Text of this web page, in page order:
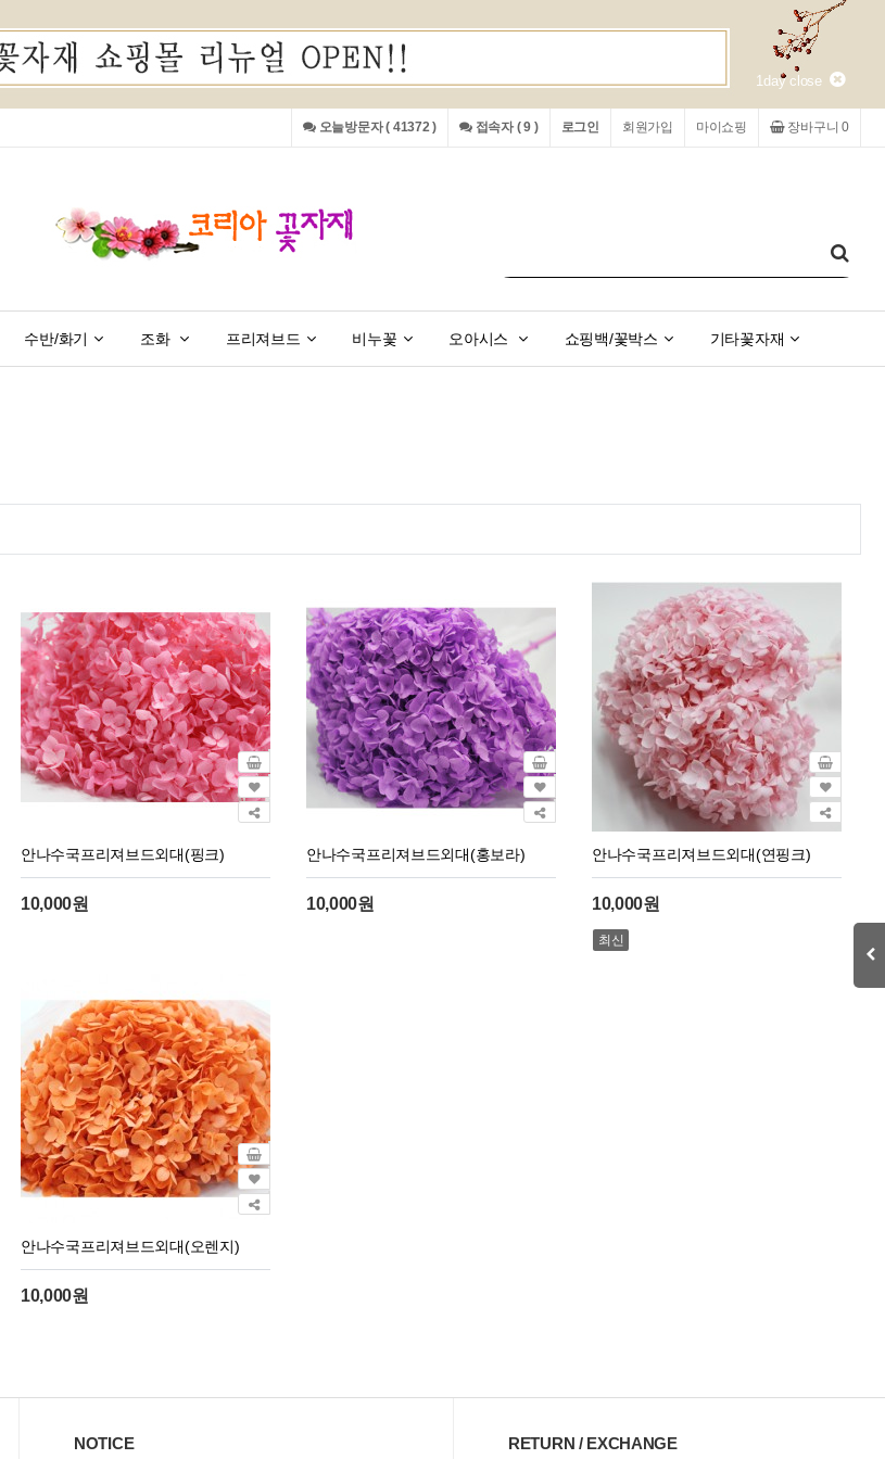
1day close
장바구니 0
마이쇼핑
회원가입
로그인
접속자 ( 9 )
오늘방문자 ( 41372 )
수반/화기 조화 프리져브드 비누꽃 오아시스 쇼핑백/꽃박스 기타꽃자재
안나수국프리져브드외대(핑크)
10,000원
안나수국프리져브드외대(홍보라)
10,000원
안나수국프리져브드외대(연핑크)
10,000원
최신
안나수국프리져브드외대(오렌지)
10,000원
NOTICE RETURN / EXCHANGE